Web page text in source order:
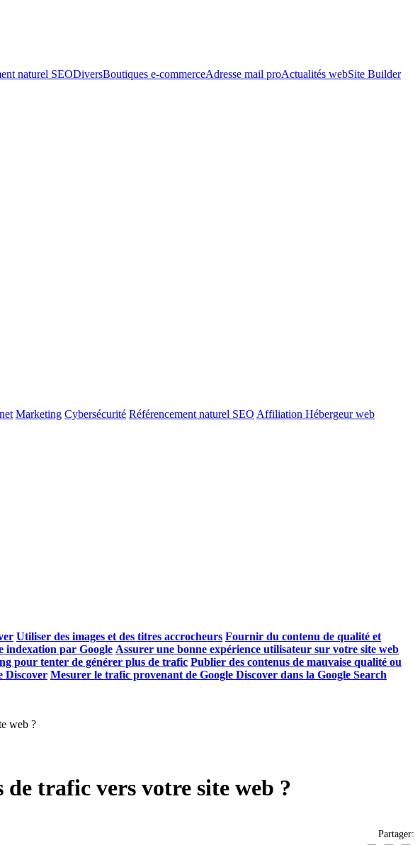
naturel SEODiversBoutiques e-commerceAdresse mail proActualités webSite Builder
Marketing Cybersécurité Référencement naturel SEO Affiliation Hébergeur web
Utiliser des images et des titres accrocheurs Fournir du contenu de qualité et
indexation par Google Assurer une bonne expérience utilisateur sur votre site web
pour tenter de générer plus de trafic Publier des contenus de mauvaise qualité ou
Discover Mesurer le trafic provenant de Google Discover dans la Google Search
web ?
trafic vers votre site web ?
Partager: